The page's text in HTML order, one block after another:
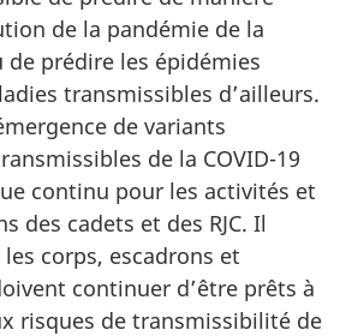
de la pandémie de la
de prédire les épidémies
transmissibles d’ailleurs.
de variants
de la COVID-19
continu pour les activités et
des cadets et des RJC. Il
les corps, escadrons et
continuer d’être prêts à
risques de transmissibilité de